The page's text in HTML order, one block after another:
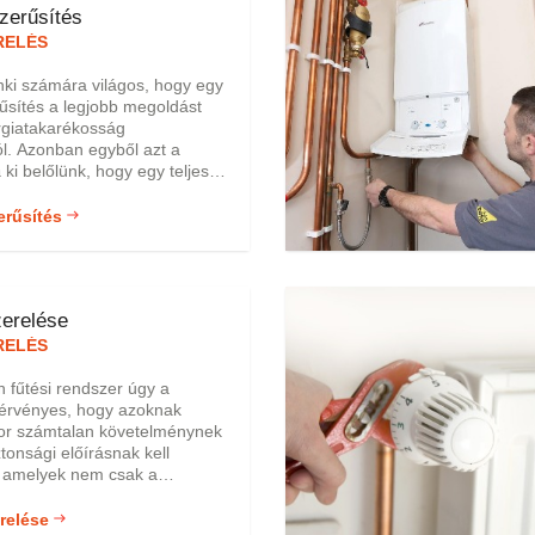
tanácsadás, tervezés,
számára világos, hogy egy
a legjobb megoldást
Azonban egyből azt a
ki belőlünk, hogy egy teljes
hatásfokkal
ezen a
fűtési rendszer úgy a
hogy azoknak
számtalan követelménynek
előírásnak kell
nem csak a
a gondos